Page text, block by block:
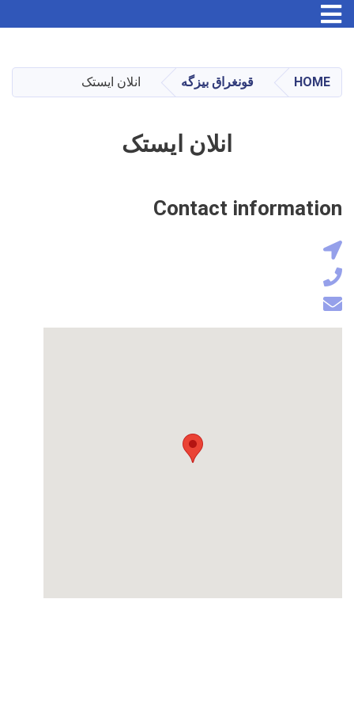
main
content
HOME قونغراق بیزگه انلان ایستک
انلان ایستک
Contact information